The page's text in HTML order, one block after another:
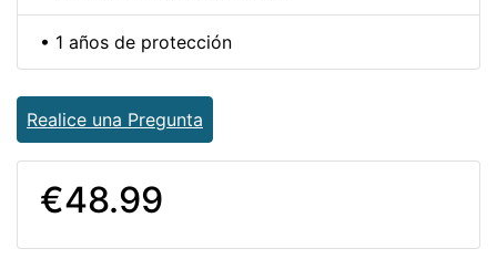
• 1 años de protección
Realice una Pregunta
€48.99